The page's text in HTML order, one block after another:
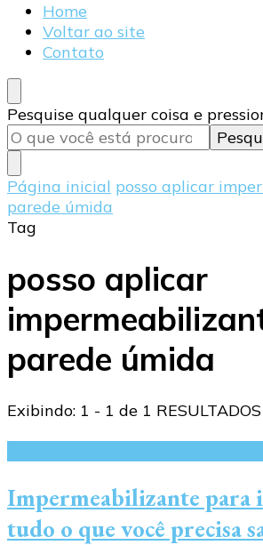
Blog Revest Solution
Home
Voltar ao site
Contato
Procurando
algo?
Pesquise qualquer coisa e
Página inicial posso aplicar
parede úmida
Tag
posso aplicar
parede úmida
Exibindo: 1 - 1 de 1 RESULTADOS
Impermeabilizante para
tudo o que você precisa